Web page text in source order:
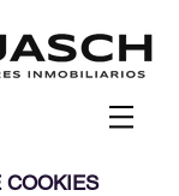
COOKIES